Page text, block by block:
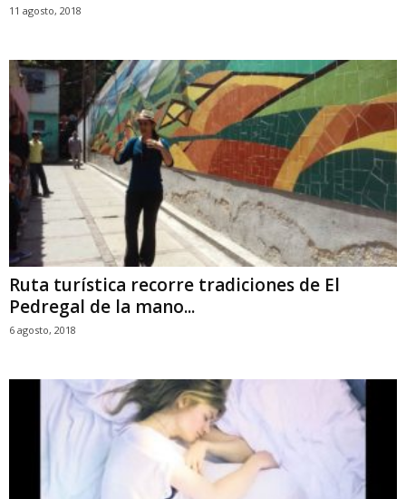
11 agosto, 2018
Ruta turística recorre tradiciones de El
Pedregal de la mano...
6 agosto, 2018